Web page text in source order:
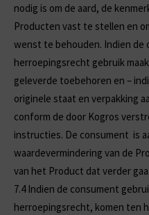
nodig is om de aard, de
Producten vast te stellen en
wenst te behouden. Indien de
herroepingsrecht gebruik
geleverde toebehoren en –
originele staat en verpakking
conform de door Kogros
instructies. De consument is
waardevermindering van de
van het Product dat verder
7.4 Indien de consument
herroepingsrecht, komen ten